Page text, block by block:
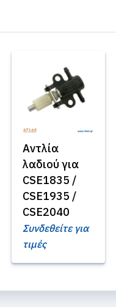
Αντλία
λαδιού για
CSE1835 /
CSE1935 /
CSE2040
Συνδεθείτε για
τιμές